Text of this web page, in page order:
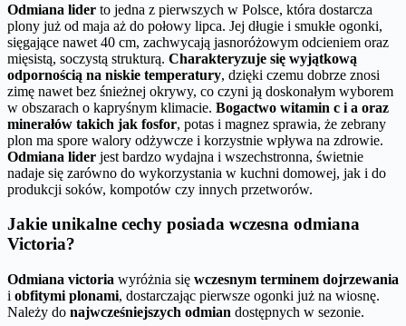
Odmiana lider to jedna z pierwszych w Polsce, która dostarcza
plony już od maja aż do połowy lipca. Jej długie i smukłe ogonki,
sięgające nawet 40 cm, zachwycają jasnoróżowym odcieniem oraz
mięsistą, soczystą strukturą. Charakteryzuje się wyjątkową
odpornością na niskie temperatury, dzięki czemu dobrze znosi
zimę nawet bez śnieżnej okrywy, co czyni ją doskonałym wyborem
w obszarach o kapryśnym klimacie. Bogactwo witamin c i a oraz
minerałów takich jak fosfor, potas i magnez sprawia, że zebrany
plon ma spore walory odżywcze i korzystnie wpływa na zdrowie.
Odmiana lider jest bardzo wydajna i wszechstronna, świetnie
nadaje się zarówno do wykorzystania w kuchni domowej, jak i do
produkcji soków, kompotów czy innych przetworów.
Jakie unikalne cechy posiada wczesna odmiana
Victoria?
Odmiana victoria wyróżnia się wczesnym terminem dojrzewania
i obfitymi plonami, dostarczając pierwsze ogonki już na wiosnę.
Należy do najwcześniejszych odmian dostępnych w sezonie.